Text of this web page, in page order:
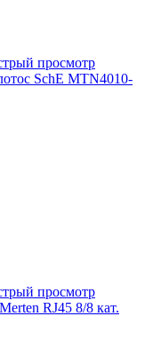
просмотр
SchE MTN4010-
просмотр
RJ45 8/8 кат.